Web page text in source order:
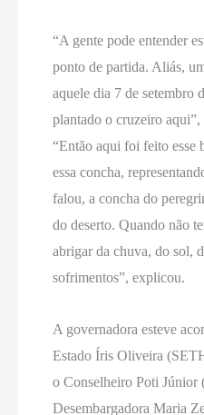
“A gente pode entender
ponto de partida. Aliás,
aquele dia 7 de setembro
plantado o cruzeiro
“Então aqui foi feito esse
essa concha,
falou, a concha do
do deserto. Quando não
abrigar da chuva, do sol,
sofrimentos”, explicou.
A governadora esteve
Estado Íris Oliveira
o Conselheiro Poti Júnior
Desembargadora Maria